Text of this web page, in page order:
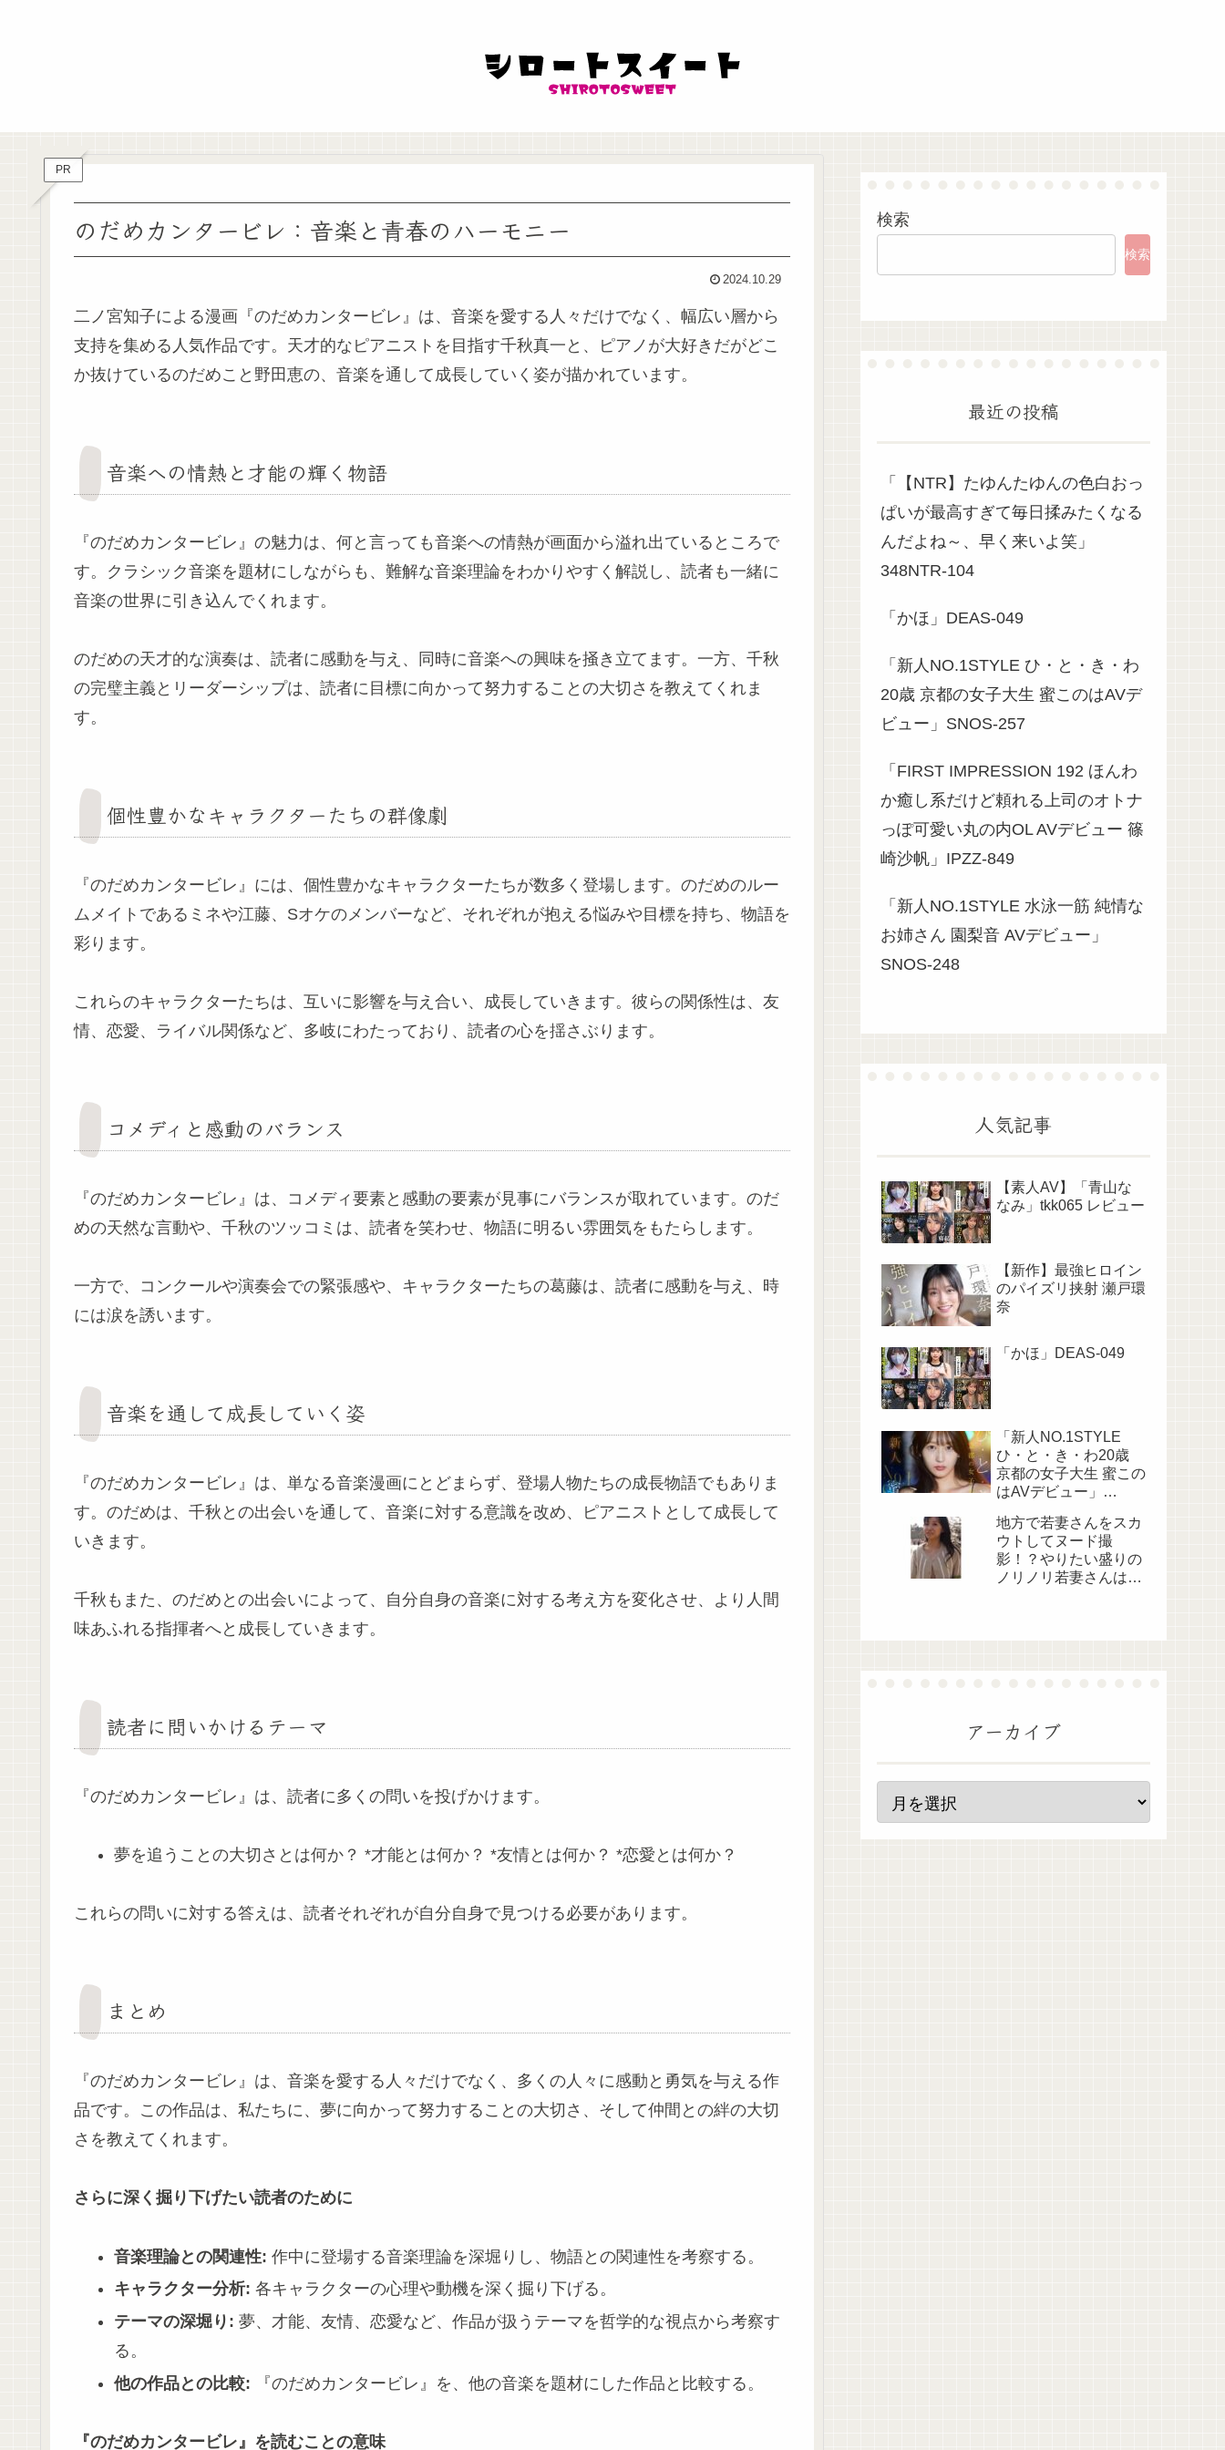
PR
のだめカンタービレ：音楽と青春のハーモニー
2024.10.29
二ノ宮知子による漫画『のだめカンタービレ』は、音楽を愛する人々だけでなく、幅広い層から
支持を集める人気作品です。天才的なピアニストを目指す千秋真一と、ピアノが大好きだがどこ
か抜けているのだめこと野田恵の、音楽を通して成長していく姿が描かれています。
音楽への情熱と才能の輝く物語
『のだめカンタービレ』の魅力は、何と言っても音楽への情熱が画面から溢れ出ているところで
す。クラシック音楽を題材にしながらも、難解な音楽理論をわかりやすく解説し、読者も一緒に
音楽の世界に引き込んでくれます。
のだめの天才的な演奏は、読者に感動を与え、同時に音楽への興味を掻き立てます。一方、千秋
の完璧主義とリーダーシップは、読者に目標に向かって努力することの大切さを教えてくれま
す。
個性豊かなキャラクターたちの群像劇
『のだめカンタービレ』には、個性豊かなキャラクターたちが数多く登場します。のだめのルー
ムメイトであるミネや江藤、Sオケのメンバーなど、それぞれが抱える悩みや目標を持ち、物語を
彩ります。
これらのキャラクターたちは、互いに影響を与え合い、成長していきます。彼らの関係性は、友
情、恋愛、ライバル関係など、多岐にわたっており、読者の心を揺さぶります。
コメディと感動のバランス
『のだめカンタービレ』は、コメディ要素と感動の要素が見事にバランスが取れています。のだ
めの天然な言動や、千秋のツッコミは、読者を笑わせ、物語に明るい雰囲気をもたらします。
一方で、コンクールや演奏会での緊張感や、キャラクターたちの葛藤は、読者に感動を与え、時
には涙を誘います。
音楽を通して成長していく姿
『のだめカンタービレ』は、単なる音楽漫画にとどまらず、登場人物たちの成長物語でもありま
す。のだめは、千秋との出会いを通して、音楽に対する意識を改め、ピアニストとして成長して
いきます。
千秋もまた、のだめとの出会いによって、自分自身の音楽に対する考え方を変化させ、より人間
味あふれる指揮者へと成長していきます。
読者に問いかけるテーマ
『のだめカンタービレ』は、読者に多くの問いを投げかけます。
夢を追うことの大切さとは何か？ *才能とは何か？ *友情とは何か？ *恋愛とは何か？
これらの問いに対する答えは、読者それぞれが自分自身で見つける必要があります。
まとめ
『のだめカンタービレ』は、音楽を愛する人々だけでなく、多くの人々に感動と勇気を与える作
品です。この作品は、私たちに、夢に向かって努力することの大切さ、そして仲間との絆の大切
さを教えてくれます。
さらに深く掘り下げたい読者のために
音楽理論との関連性: 作中に登場する音楽理論を深堀りし、物語との関連性を考察する。
キャラクター分析: 各キャラクターの心理や動機を深く掘り下げる。
テーマの深堀り: 夢、才能、友情、恋愛など、作品が扱うテーマを哲学的な視点から考察す
る。
他の作品との比較: 『のだめカンタービレ』を、他の音楽を題材にした作品と比較する。
『のだめカンタービレ』を読むことの意味
検索
検索
最近の投稿
「【NTR】たゆんたゆんの色白おっ
ぱいが最高すぎて毎日揉みたくなる
んだよね～、早く来いよ笑」
348NTR-104
「かほ」DEAS-049
「新人NO.1STYLE ひ・と・き・わ
20歳 京都の女子大生 蜜このはAVデ
ビュー」SNOS-257
「FIRST IMPRESSION 192 ほんわ
か癒し系だけど頼れる上司のオトナ
っぽ可愛い丸の内OL AVデビュー 篠
崎沙帆」IPZZ-849
「新人NO.1STYLE 水泳一筋 純情な
お姉さん 園梨音 AVデビュー」
SNOS-248
人気記事
【素人AV】「青山な
なみ」tkk065 レビュー
【新作】最強ヒロイン
のパイズリ挟射 瀬戸環
奈
「かほ」DEAS-049
「新人NO.1STYLE
ひ・と・き・わ20歳
京都の女子大生 蜜この
はAVデビュー」
地方で若妻さんをスカ
ウトしてヌード撮
影！？やりたい盛りの
ノリノリ若妻さんは旦
アーカイブ